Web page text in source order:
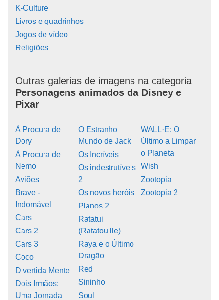
K-Culture
Livros e quadrinhos
Jogos de vídeo
Religiões
Outras galerias de imagens na categoria
Personagens animados da Disney e
Pixar
À Procura de
Dory
À Procura de
Nemo
Aviões
Brave -
Indomável
Cars
Cars 2
Cars 3
Coco
Divertida Mente
Dois Irmãos:
Uma Jornada
O Estranho
Mundo de Jack
Os Incríveis
Os indestrutíveis
2
Os novos heróis
Planos 2
Ratatui
(Ratatouille)
Raya e o Último
Dragão
Red
Sininho
Soul
WALL·E: O
Último a Limpar
o Planeta
Wish
Zootopia
Zootopia 2